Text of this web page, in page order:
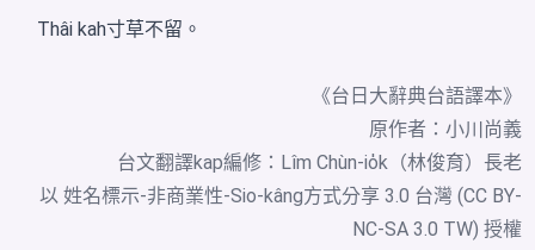
Thâi kah寸草不留。
《台日大辭典台語譯本》
原作者：小川尚義
台文翻譯kap編修：Lîm Chùn-io̍k（林俊育）長老
以 姓名標示-非商業性-Sio-kâng方式分享 3.0 台灣 (CC BY-
NC-SA 3.0 TW) 授權